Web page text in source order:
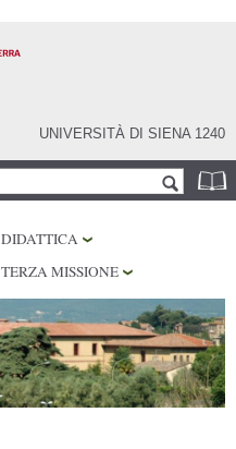
UNIVERSITÀ DI SIENA 1240
Form di ricerca
DIDATTICA
TERZA MISSIONE